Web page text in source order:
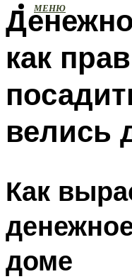
МЕНЮ
как
велись
Как
доме